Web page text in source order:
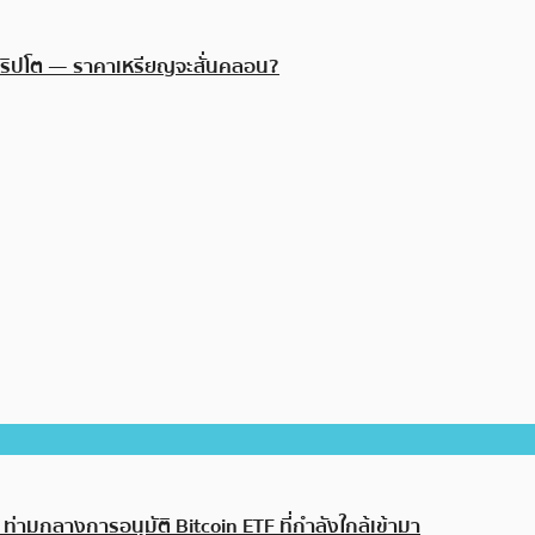
ปโต — ราคาเหรียญจะสั่นคลอน?
มกลางการอนุมัติ Bitcoin ETF ที่กำลังใกล้เข้ามา